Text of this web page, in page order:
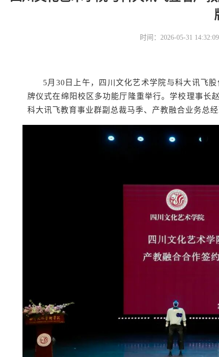
时间：2026-05-31
5月30日上午，四川文化艺术学院与科大讯飞
牌仪式在绵阳校区多功能厅隆重举行。学校理事长
科大讯飞教育事业群副总裁马季、产教融合业务总